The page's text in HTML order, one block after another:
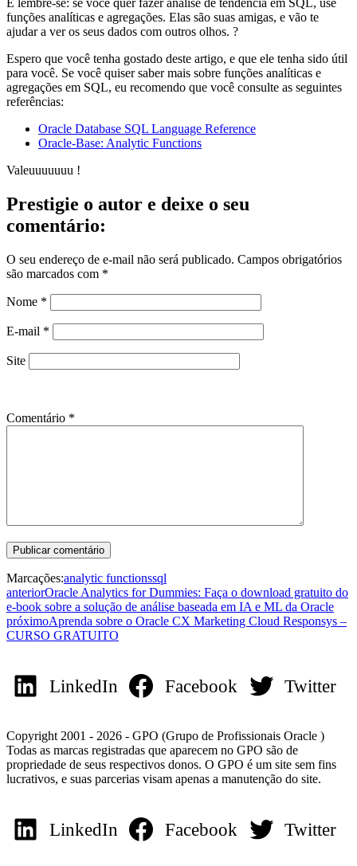
E lembre-se: se você quer fazer análise de tendência em SQL, use
funções analíticas e agregações. Elas são suas amigas, e vão te
ajudar a ver os seus dados com outros olhos. ?
Espero que você tenha gostado deste artigo, e que ele tenha sido útil
para você. Se você quiser saber mais sobre funções analíticas e
agregações em SQL, eu recomendo que você consulte as seguintes
referências:
Oracle Database SQL Language Reference
Oracle-Base: Analytic Functions
Valeuuuuuuu !
Prestigie o autor e deixe o seu
comentário:
O seu endereço de e-mail não será publicado. Campos obrigatórios
são marcados com *
Nome *
E-mail *
Site
Comentário *
Marcações:analytic functionssql
anteriorOracle Analytics for Dummies: Faça o download gratuito do
e-book sobre a solução de análise baseada em IA e ML da Oracle
próximoAprenda sobre o Oracle CX Marketing Cloud Responsys –
CURSO GRATUITO
LinkedIn Facebook Twitter
Copyright 2001 - 2026 - GPO (Grupo de Profissionais Oracle )
Todas as marcas registradas que aparecem no GPO são de
propriedade de seus respectivos donos. O GPO é um site sem fins
lucrativos, e suas parcerias visam apenas a manutenção do site.
LinkedIn Facebook Twitter